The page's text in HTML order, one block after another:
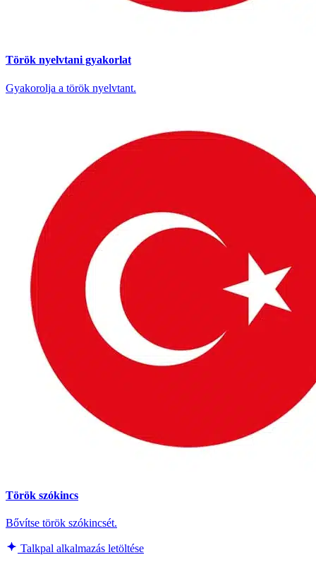
Török nyelvtani gyakorlat
Gyakorolja a török nyelvtant.
Török szókincs
Bővítse török szókincsét.
Talkpal alkalmazás letöltése